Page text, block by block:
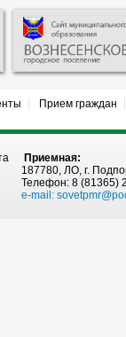
Прием граждан
Приемная:
187780, ЛО, г.
Телефон: 8 (81365)
e-mail: